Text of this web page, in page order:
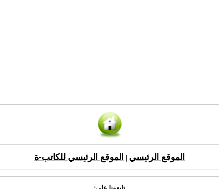
الموقع الرئيسي الموقع الرئيسي للكاتب-ة